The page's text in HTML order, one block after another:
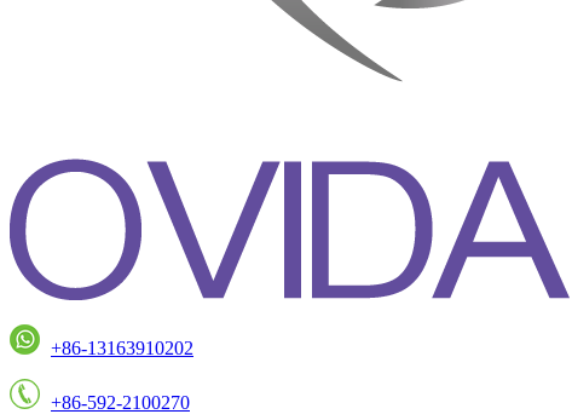
+86-13163910202
+86-592-2100270